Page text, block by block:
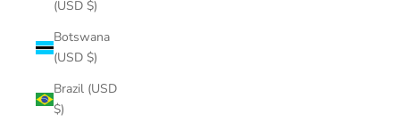
(USD $)
Botswana
(USD $)
Brazil (USD
$)